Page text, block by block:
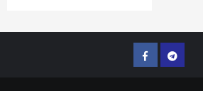
FacebookTelegram